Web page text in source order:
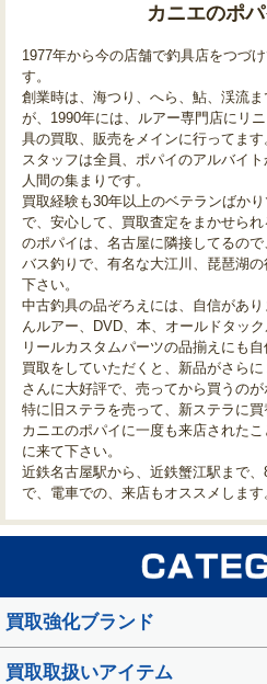
カニエのポ
1977年から今の店舗で釣具店をつづ
す。
創業時は、海つり、へら、鮎、渓流
が、1990年には、ルアー専門店にリ
具の買取、販売をメインに行ってます
スタッフは全員、ポパイのアルバイ
人間の集まりです。
買取経験も30年以上のベテランばか
で、安心して、買取査定をまかせら
のポパイは、名古屋に隣接してるので
バス釣りで、有名な大江川、琵琶湖
下さい。
中古釣具の品ぞろえには、自信があ
んルアー、DVD、本、オールドタック
リールカスタムパーツの品揃えにも自
買取をしていただくと、新品がさら
さんに大好評で、売ってから買うのが
特に旧ステラを売って、新ステラに買
カニエのポパイに一度も来店された
に来て下さい。
近鉄名古屋駅から、近鉄蟹江駅まで
で、電車での、来店もオススメします
買取強化ブランド
買取取扱いアイテム